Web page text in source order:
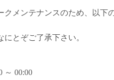
クメンテナンスのため、以下
とぞご了承下さい。
～ 00:00